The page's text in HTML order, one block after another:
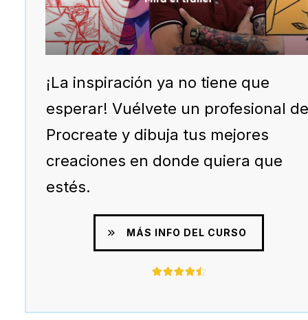
¡La inspiración ya no tiene que
esperar! Vuélvete un profesional de
Procreate y dibuja tus mejores
creaciones en donde quiera que
estés.
MÁS INFO DEL CURSO